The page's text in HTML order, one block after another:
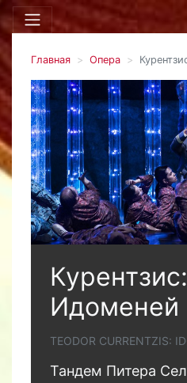
Главная Опера
Курентзис:
Идоменей
TEODOR CURRENTZIS:
Тандем Питера